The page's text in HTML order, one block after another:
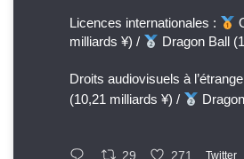
Licences internationales :
milliards ¥) /
Dragon Ball
Droits audiovisuels à
(10,21 milliards ¥) /
Dragon
29 271 Twitter